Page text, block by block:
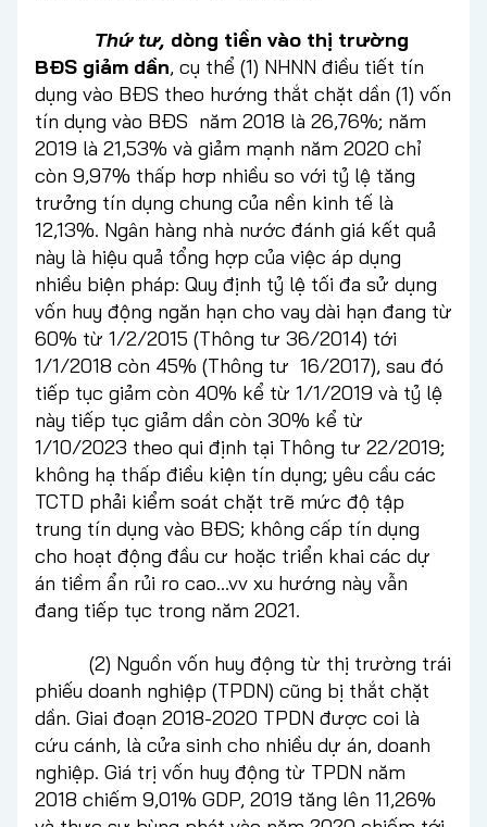
Thứ tư, dòng tiền vào thị trường
BĐS giảm dần, cụ thể (1) NHNN điều tiết tín
dụng vào BĐS theo hướng thắt chặt dần (1) vốn
tín dụng vào BĐS năm 2018 là 26,76%; năm
2019 là 21,53% và giảm mạnh năm 2020 chỉ
còn 9,97% thấp hơp nhiều so với tỷ lệ tăng
trưởng tín dụng chung của nền kinh tế là
12,13%. Ngân hàng nhà nước đánh giá kết quả
này là hiệu quả tổng hợp của việc áp dụng
nhiều biện pháp: Quy định tỷ lệ tối đa sử dụng
vốn huy động ngăn hạn cho vay dài hạn đang từ
60% từ 1/2/2015 (Thông tư 36/2014) tới
1/1/2018 còn 45% (Thông tư 16/2017), sau đó
tiếp tục giảm còn 40% kể từ 1/1/2019 và tỷ lệ
này tiếp tục giảm dần còn 30% kể từ
1/10/2023 theo qui định tại Thông tư 22/2019;
không hạ thấp điều kiện tín dụng; yêu cầu các
TCTD phải kiểm soát chặt trẽ mức độ tập
trung tín dụng vào BĐS; không cấp tín dụng
cho hoạt động đầu cư hoặc triển khai các dự
án tiềm ẩn rủi ro cao…vv xu hướng này vẫn
đang tiếp tục trong năm 2021.
(2) Nguồn vốn huy động từ thị trường trái
phiếu doanh nghiệp (TPDN) cũng bị thắt chặt
dần. Giai đoạn 2018-2020 TPDN được coi là
cứu cánh, là cửa sinh cho nhiều dự án, doanh
nghiệp. Giá trị vốn huy động từ TPDN năm
2018 chiếm 9,01% GDP, 2019 tăng lên 11,26%